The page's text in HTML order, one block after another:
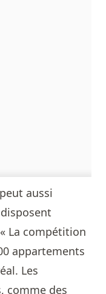
aussi
La compétition
appartements
Les
comme des